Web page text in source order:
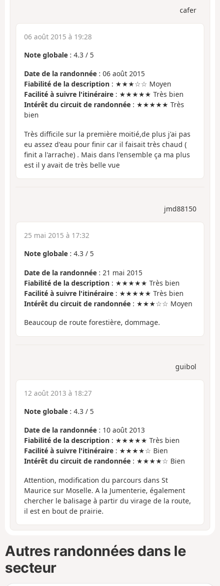
cafer
06 août 2015 à 19:28
Note globale : 4.3 / 5
Date de la randonnée : 06 août 2015
Fiabilité de la description : ★★★☆☆ Moyen
Facilité à suivre l'itinéraire : ★★★★★ Très bien
Intérêt du circuit de randonnée : ★★★★★ Très
bien
Très difficile sur la première moitié,de plus j'ai pas
eu assez d'eau pour finir car il faisait très chaud (
finit a l'arrache) . Mais dans l'ensemble ça ma plus
est il y avait de très belle vue
jmd88150
25 mai 2015 à 17:32
Note globale : 4.3 / 5
Date de la randonnée : 21 mai 2015
Fiabilité de la description : ★★★★★ Très bien
Facilité à suivre l'itinéraire : ★★★★★ Très bien
Intérêt du circuit de randonnée : ★★★☆☆ Moyen
Beaucoup de route forestière, dommage.
guibol
12 août 2013 à 18:27
Note globale : 4.3 / 5
Date de la randonnée : 10 août 2013
Fiabilité de la description : ★★★★★ Très bien
Facilité à suivre l'itinéraire : ★★★★☆ Bien
Intérêt du circuit de randonnée : ★★★★☆ Bien
Attention, modification du parcours dans St
Maurice sur Moselle. A la Jumenterie, également
chercher le balisage à partir du virage de la route,
il est en bout de prairie.
Autres randonnées dans le
secteur